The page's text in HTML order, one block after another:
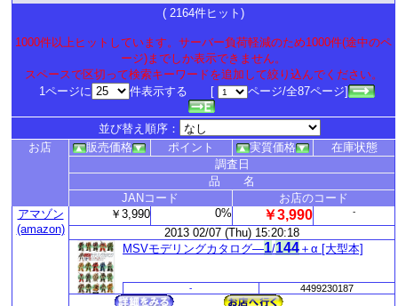
( 2164件ヒット)
1000件以上ヒットしています。サーバー負荷軽減のため1000件(途中のペ
ージ)までしか表示できません。
スペースで区切って検索キーワードを追加して絞り込んでください。
1ページに
件表示する [ ページ/全87ページ]
並び替え順序：
お店
販売価格 ポイント 実質価格
在庫状態
調査日
品 名
JANコード
お店のコード
アマゾン
(amazon)
￥3,990 0% ￥3,990 -
2013 02/07 (Thu) 15:20:18
MSVモデリングカタログ―1/144 ＋α [大型本]
- 4499230187